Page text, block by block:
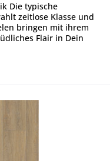
Die typische
zeitlose Klasse und
bringen mit ihrem
Flair in Dein